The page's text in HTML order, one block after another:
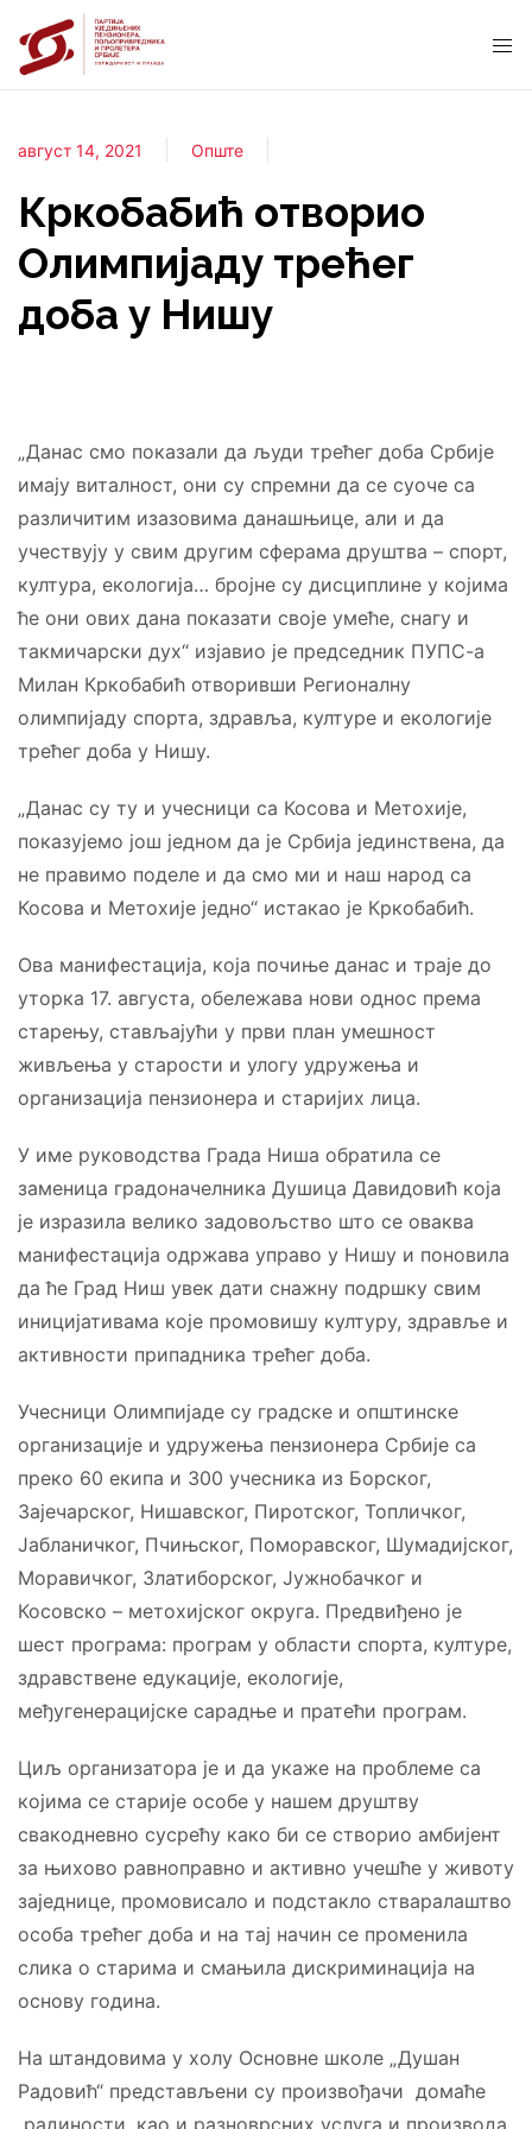
август 14, 2021 Опште
Кркобабић отворио
Олимпијаду трећег
доба у Нишу
„Данас смо показали да људи трећег доба Србије
имају виталност, они су спремни да се суоче са
различитим изазовима данашњице, али и да
учествују у свим другим сферама друштва – спорт,
култура, екологија… бројне су дисциплине у којима
ће они ових дана показати своје умеће, снагу и
такмичарски дух“ изјавио је председник ПУПС-а
Милан Кркобабић отворивши Регионалну
олимпијаду спорта, здравља, културе и екологије
трећег доба у Нишу.
„Данас су ту и учесници са Косова и Метохије,
показујемо још једном да је Србија јединствена, да
не правимо поделе и да смо ми и наш народ са
Косова и Метохије једно“ истакао је Кркобабић.
Ова манифестација, која почиње данас и траје до
уторка 17. августа, обележава нови однос према
старењу, стављајући у први план умешност
живљења у старости и улогу удружења и
организација пензионера и старијих лица.
У име руководства Града Ниша обратила се
заменица градоначелника Душица Давидовић која
је изразила велико задовољство што се оваква
манифестација одржава управо у Нишу и поновила
да ће Град Ниш увек дати снажну подршку свим
иницијативама које промовишу културу, здравље и
активности припадника трећег доба.
Учесници Олимпијаде су градске и општинске
организације и удружења пензионера Србије са
преко 60 екипа и 300 учесника из Борског,
Зајечарског, Нишавског, Пиротског, Топличког,
Јабланичког, Пчињског, Поморавског, Шумадијског,
Моравичког, Златиборског, Јужнобачког и
Косовско – метохијског округа. Предвиђено је
шест програма: програм у области спорта, културе,
здравствене едукације, екологије,
међугенерацијске сарадње и пратећи програм.
Циљ организатора је и да укаже на проблеме са
којима се старије особе у нашем друштву
свакодневно сусрећу како би се створио амбијент
за њихово равноправно и активно учешће у животу
заједнице, промовисало и подстакло стваралаштво
особа трећег доба и на тај начин се променила
слика о старима и смањила дискриминација на
основу година.
На штандовима у холу Основне школе „Душан
Радовић“ представљени су произвођачи домаће
радиности, као и разноврсних услуга и производа